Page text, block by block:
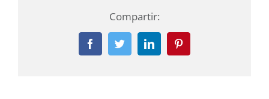
Compartir:
FacebookTwitterLinkedInPinterest